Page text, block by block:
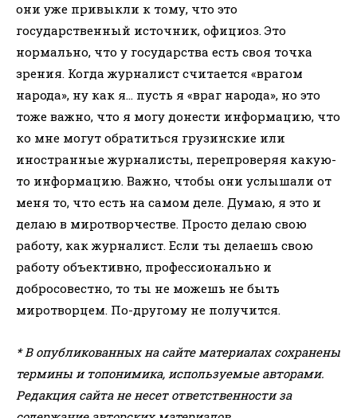
они уже привыкли к тому, что это
государственный источник, официоз. Это
нормально, что у государства есть своя точка
зрения. Когда журналист считается «врагом
народа», ну как я… пусть я «враг народа», но это
тоже важно, что я могу донести информацию, что
ко мне могут обратиться грузинские или
иностранные журналисты, перепроверяя какую-
то информацию. Важно, чтобы они услышали от
меня то, что есть на самом деле. Думаю, я это и
делаю в миротворчестве. Просто делаю свою
работу, как журналист. Если ты делаешь свою
работу объективно, профессионально и
добросовестно, то ты не можешь не быть
миротворцем. По-другому не получится.
* В опубликованных на сайте материалах сохранены
термины и топонимика, используемые авторами.
Редакция сайта не несет ответственности за